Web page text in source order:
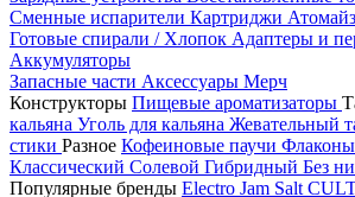
Сменные испарители Картриджи
Готовые спирали / Хлопок Адаптеры и
Аккумуляторы
Запасные части Аксессуары Мерч
Конструкторы Пищевые ароматизаторы
кальяна Уголь для кальяна Жевательный
стики Разное Кофеиновые паучи Флаконы
Классический Солевой Гибридный Без
Популярные бренды Electro Jam Salt